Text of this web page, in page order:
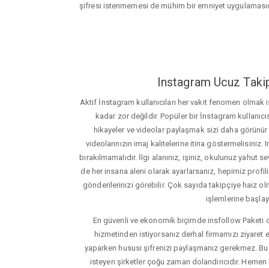
şifresi istenmemesi de mühim bir emniyet
Instagram Ucuz
Aktif İnstagram kullanıcıları her vakit fenomen
kadar zor değildir. Popüler bir İnstagram
hikayeler ve videolar paylaşmak sizi daha görünür
videolarınızın imaj kalitelerine itina
bırakılmamalıdır. İlgi alanınız, işiniz, okulunuz
de her insana aleni olarak ayarlarsanız, hepimiz
gönderilerinizi görebilir. Çok sayıda takipçiye haiz
işlemlerine
En güvenli ve ekonomik biçimde insfollow Paketi
hizmetinden istiyorsanız derhal firmamızı ziyaret
yaparken hususi şifrenizi paylaşmanız gerekmez.
isteyen şirketler çoğu zaman dolandırıcıdır.